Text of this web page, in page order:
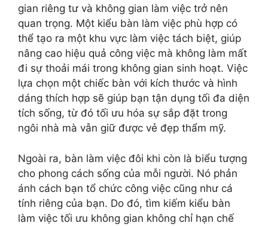
gian riêng tư và không gian làm việc trở nên
quan trọng. Một kiểu bàn làm việc phù hợp có
thể tạo ra một khu vực làm việc tách biệt, giúp
nâng cao hiệu quả công việc mà không làm mất
đi sự thoải mái trong không gian sinh hoạt. Việc
lựa chọn một chiếc bàn với kích thước và hình
dáng thích hợp sẽ giúp bạn tận dụng tối đa diện
tích sống, từ đó tối ưu hóa sự sắp đặt trong
ngôi nhà mà vẫn giữ được vẻ đẹp thẩm mỹ.
Ngoài ra, bàn làm việc đôi khi còn là biểu tượng
cho phong cách sống của mỗi người. Nó phản
ánh cách bạn tổ chức công việc cũng như cá
tính riêng của bạn. Do đó, tìm kiếm kiểu bàn
làm việc tối ưu không gian không chỉ hạn chế